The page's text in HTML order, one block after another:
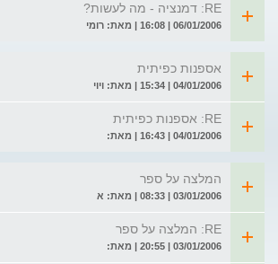
RE: דמנציה - מה לעשות?
06/01/2006 | 16:08 | מאת: רומי
אספנות כפיתית
04/01/2006 | 15:34 | מאת: ויוי
RE: אספנות כפיתית
04/01/2006 | 16:43 | מאת:
המלצה על ספר
03/01/2006 | 08:33 | מאת: א
RE: המלצה על ספר
03/01/2006 | 20:55 | מאת: